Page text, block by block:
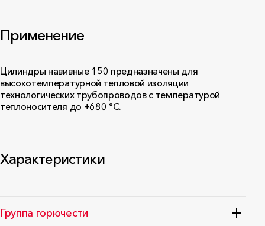
Применение
Цилиндры навивные 150 предназначены для
высокотемпературной тепловой изоляции
технологических трубопроводов с температурой
теплоносителя до +680 °С.
Характеристики
Группа горючести